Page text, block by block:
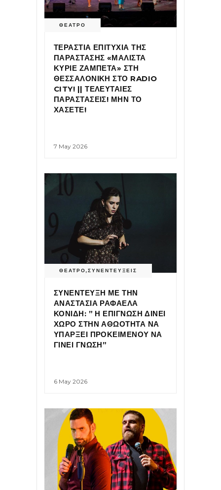
ΘΕΑΤΡΟ
ΤΕΡΑΣΤΙΑ ΕΠΙΤΥΧΙΑ ΤΗΣ
ΠΑΡΑΣΤΑΣΗΣ «ΜΑΛΙΣΤΑ
ΚΥΡΙΕ ΖΑΜΠΕΤΑ» ΣΤΗ
ΘΕΣΣΑΛΟΝΙΚΗ ΣΤΟ RADIO
CITY! || ΤΕΛΕΥΤΑΙΕΣ
ΠΑΡΑΣΤΑΣΕΙΣ! ΜΗΝ ΤΟ
ΧΑΣΕΤΕ!
7 May 2026
ΘΕΑΤΡΟ,ΣΥΝΕΝΤΕΥΞΕΙΣ
ΣΥΝΕΝΤΕΥΞΗ ΜΕ ΤΗΝ
ΑΝΑΣΤΑΣΙΑ ΡΑΦΑΕΛΑ
ΚΟΝΙΔΗ: ” Η ΕΠΙΓΝΩΣΗ ΔΙΝΕΙ
ΧΩΡΟ ΣΤΗΝ ΑΘΩΟΤΗΤΑ ΝΑ
ΥΠΑΡΞΕΙ ΠΡΟΚΕΙΜΕΝΟΥ ΝΑ
ΓΙΝΕΙ ΓΝΩΣΗ”
6 May 2026